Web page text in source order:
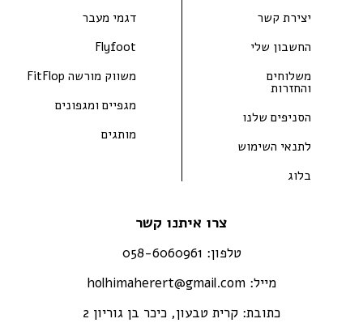
יצירת קשר
החשבון שלי
משלוחים
והחזרות
הסניפים שלנו
לתנאי השימוש
בלוג
דגמי מעבר
Flyfoot
משווק מורשה FitFlop
מגפיים ומגפונים
מותגים
צרו איתנו קשר
טלפון: 058-6060961
מייל: holhimaherert@gmail.com
כתובת: קרית טבעון, כיכר בן גוריון 2